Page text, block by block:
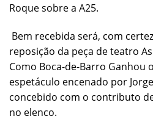
Roque sobre a A25.
Bem recebida será, com
reposição da peça de teatro
Como Boca-de-Barro Ganhou
espetáculo encenado por
concebido com o contributo
no elenco.